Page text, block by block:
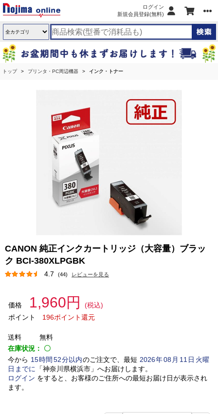
ログイン
新規会員登録(無料)
トップ プリンタ・PC周辺機器 インク・トナー
CANON 純正インクカートリッジ（大容量）ブラッ
ク BCI-380XLPGBK
4.7 (44) レビューを見る
価格 1,960円
(税込)
ポイント
196ポイント還元
送料
無料
在庫状況： 〇
今から 15時間 52分以内のご注文で、最短 2026年08 月 11 日火曜
日 までに 「神奈川県横浜市」 へお届けします。
ログイン をすると、お客様のご住所への最短お届け日が表示され
ます。